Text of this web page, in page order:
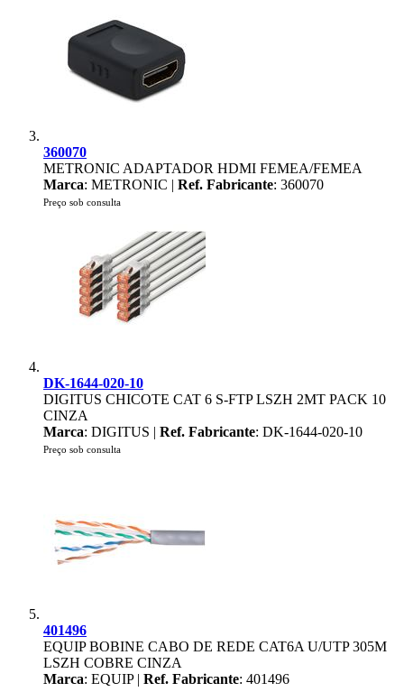
360070
METRONIC ADAPTADOR HDMI FEMEA/FEMEA
Marca: METRONIC | Ref. Fabricante: 360070
Preço sob consulta
DK-1644-020-10
DIGITUS CHICOTE CAT 6 S-FTP LSZH 2MT PACK 10
CINZA
Marca: DIGITUS | Ref. Fabricante: DK-1644-020-10
Preço sob consulta
401496
EQUIP BOBINE CABO DE REDE CAT6A U/UTP 305M
LSZH COBRE CINZA
Marca: EQUIP | Ref. Fabricante: 401496